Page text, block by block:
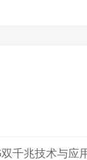
千兆技术与应